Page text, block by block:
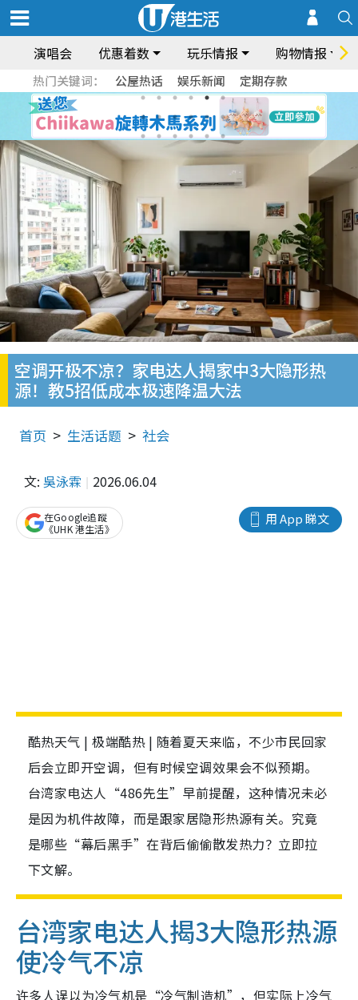
演唱会 优惠着数 玩乐情报 购物情报
热门关键词： 公屋热话 娱乐新闻 定期存款
空调开极不凉？家电达人揭家中3大隐形热
源！教5招低成本极速降温大法
首页 生活话题 社会
文: 吳泳霖 2026.06.04
用 App 睇文
在Google追蹤
《UHK 港生活》
酷热天气 | 极端酷热 | 随着夏天来临，不少市民回家
后会立即开空调，但有时候空调效果会不似预期。
台湾家电达人“486先生”早前提醒，这种情况未必
是因为机件故障，而是跟家居隐形热源有关。究竟
是哪些“幕后黑手”在背后偷偷散发热力？立即拉
下文解。
台湾家电达人揭3大隐形热源
使冷气不凉
许多人误以为冷气机是“冷气制造机”，但实际上冷气